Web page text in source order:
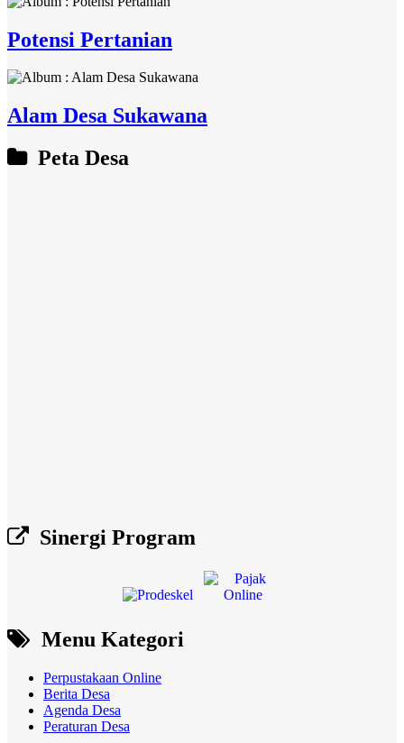
Potensi Pertanian
Alam Desa Sukawana
Peta Desa
Sinergi Program
Menu Kategori
Perpustakaan Online
Berita Desa
Agenda Desa
Peraturan Desa